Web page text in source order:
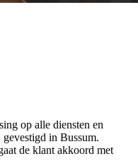
op alle diensten en
in Bussum.
de klant akkoord met